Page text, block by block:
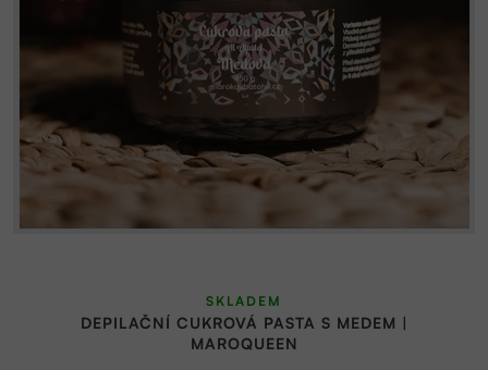
DEPILAČNÍ CUKROVÁ PASTA S MEDEM |
MAROQUEEN
SKLADEM